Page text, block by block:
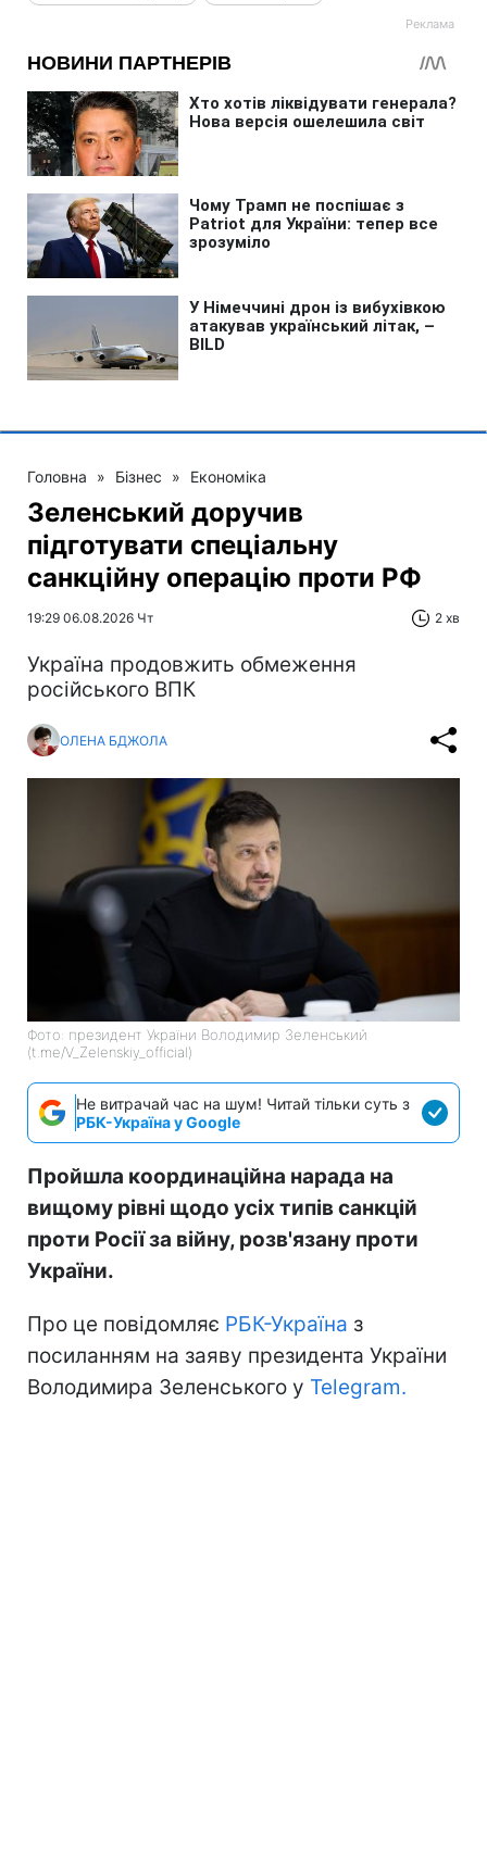
Головна » Бізнес » Економіка
Зеленський доручив
підготувати спеціальну
санкційну операцію проти РФ
19:29 06.08.2026 Чт 2 хв
Україна продовжить обмеження
російського ВПК
ОЛЕНА БДЖОЛА
Фото: президент України Володимир Зеленський
(t.me/V_Zelenskiy_official)
Не витрачай час на шум! Читай тільки суть з
РБК-Україна у Google
Пройшла координаційна нарада на
вищому рівні щодо усіх типів санкцій
проти Росії за війну, розв'язану проти
України.
Про це повідомляє РБК-Україна з
посиланням на заяву президента України
Володимира Зеленського у Telegram.